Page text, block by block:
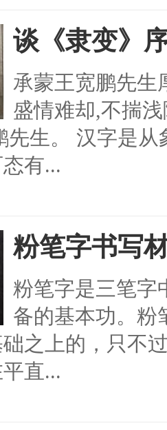
谈《隶变》
承蒙王宽鹏先生
盛情难却,不揣
先生。 汉字是
有...
粉笔字书写
粉笔字是三笔字
备的基本功。粉
之上的，只不
直...